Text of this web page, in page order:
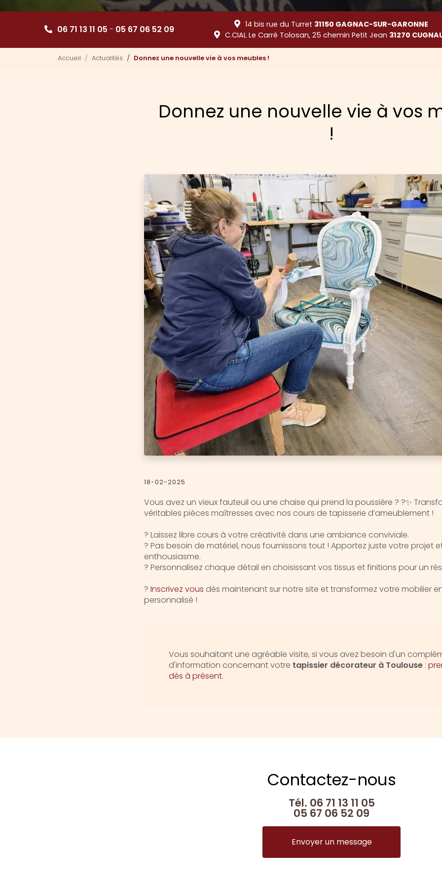
06 71 13 11 05 - 05 67 06 52 09 14 bis rue du Turret 31150 GAGNAC-SUR-GARONNE
C.CIAL Le Carré Tolosan, 25 chemin Petit Jean 31270
Accueil Actualités Donnez une nouvelle vie à vos meubles !
Donnez une nouvelle vie à vos
!
18-02-2025
Vous avez un vieux fauteuil ou une chaise qui prend la poussière ? ?✨
véritables pièces maîtresses avec nos cours de tapisserie d’ameublement !
? Laissez libre cours à votre créativité dans une ambiance conviviale.
? Pas besoin de matériel, nous fournissons tout ! Apportez juste votre projet
enthousiasme.
? Personnalisez chaque détail en choisissant vos tissus et finitions pour un
? Inscrivez vous dès maintenant sur notre site et transformez votre mobilier
personnalisé !
Vous souhaitant une agréable visite, si vous avez besoin d'un
d'information concernant votre tapissier décorateur à Toulouse :
dès à présent.
Contactez-nous
Tél. 06 71 13 11 05
05 67 06 52 09
Envoyer un message